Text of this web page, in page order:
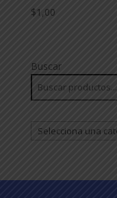
$1,00
Buscar
Selecciona
una